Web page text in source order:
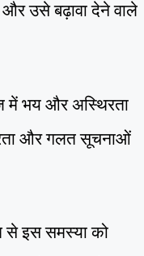
उसे बढ़ावा देने वाले
में भय और अस्थिरता
और गलत सूचनाओं
से इस समस्या को